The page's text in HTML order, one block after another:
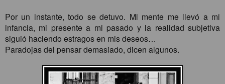
Por un instante, todo se detuvo. Mi mente me llevó a mi
infancia, mi presente a mi pasado y la realidad subjetiva
siguió haciendo estragos en mis deseos…
Paradojas del pensar demasiado, dicen algunos.